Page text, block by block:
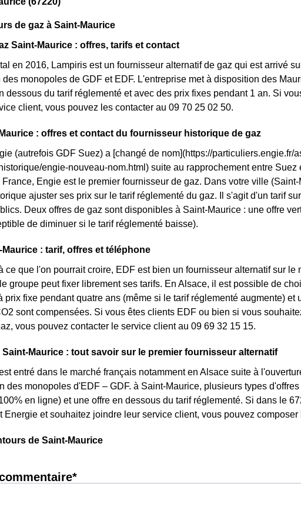
de gaz à Saint-Maurice
Saint-Maurice : offres, tarifs et contact
en 2016, Lampiris est un fournisseur alternatif de gaz qui est arrivé
des monopoles de GDF et EDF. L'entreprise met à disposition des
dessous du tarif réglementé et avec des prix fixes pendant 1 an. Si
client, vous pouvez les contacter au 09 70 25 02 50.
: offres et contact du fournisseur historique de gaz
(autrefois GDF Suez) a [changé de nom](https://particuliers.engie.fr/
engie-nouveau-nom.html) suite au rapprochement entre Suez
Engie est le premier fournisseur de gaz. Dans votre ville
ajuster ses prix sur le tarif réglementé du gaz. Il s'agit d'un tarif
Deux offres de gaz sont disponibles à Saint-Maurice : une offre
de diminuer si le tarif réglementé baisse).
Maurice : tarif, offres et téléphone
ce que l'on pourrait croire, EDF est bien un fournisseur alternatif sur le
groupe peut fixer librement ses tarifs. En Alsace, il est possible de
prix fixe pendant quatre ans (même si le tarif réglementé augmente) et
sont compensées. Si vous êtes clients EDF ou bien si vous
vous pouvez contacter le service client au 09 69 32 15 15.
Saint-Maurice : tout savoir sur le premier fournisseur alternatif
entré dans le marché français notamment en Alsace suite à
des monopoles d'EDF – GDF. à Saint-Maurice, plusieurs types
en ligne) et une offre en dessous du tarif réglementé. Si dans le
Energie et souhaitez joindre leur service client, vous pouvez composer
de Saint-Maurice